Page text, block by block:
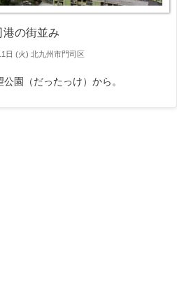
港の街並み
日 (火) 北九州市門司区
園（だったっけ）から。